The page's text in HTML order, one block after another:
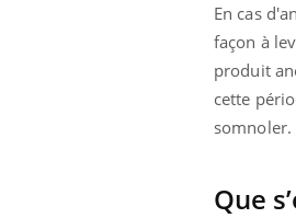
En cas
façon à
produit
cette
somnoler.
Que